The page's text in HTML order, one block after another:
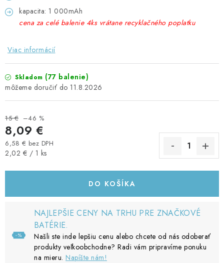
KONTAKTY
kapacita: 1 000mAh
cena za celé balenie 4ks vrátane recyklačného poplatku
Viac informácií
Skladom (77 balenie)
11.8.2026
15 € –46 %
8,09 €
6,58 € bez DPH
Jednotková cena:
2,02 € / 1 ks
DO KOŠÍKA
NAJLEPŠIE CENY NA TRHU PRE ZNAČKOVÉ
BATÉRIE.
Našli ste inde lepšiu cenu alebo chcete od nás odoberať
produkty veľkoobchodne? Radi vám pripravíme ponuku
na mieru. Napíšte nám!